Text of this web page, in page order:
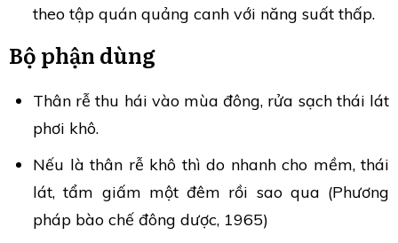
theo tập quán quảng canh với năng suất thấp.
Bộ phận dùng
Thân rễ thu hái vào mùa đông, rửa sạch thái lát
phơi khô.
Nếu là thân rễ khô thì do nhanh cho mềm, thái
lát, tẩm giấm một đêm rồi sao qua (Phương
pháp bào chế đông dược, 1965)